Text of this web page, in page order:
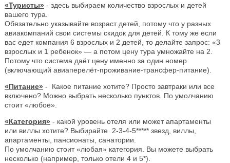
«Туристы» - здесь выбираем количество взрослых и детей
вашего тура.
Обязательно указывайте возраст детей, потому что у разных
авиакомпаний свои системы скидок для детей. К тому же если
вас едет компания 6 взрослых и 2 детей, то делайте запрос: «3
взрослых и 1 ребенок» — а потом цену тура умножайте на 2.
Потому что система даёт цену именно за один номер
(включающий авиаперелёт-проживание-трансфер-питание).
«Питание» - Какое питание хотите? Просто завтраки или все
включено? Можно выбрать несколько пунктов. По умолчанию
стоит «любое».
«Категория» - какой уровень отеля или может апартаменты
или виллы хотите? Выбирайте 2-3-4-5***** звезд, виллы,
апартаменты, пансионаты, санатории.
По умолчанию стоит «любая» категория. Вы можете выбрать
несколько (например, только отели 4 и 5*).